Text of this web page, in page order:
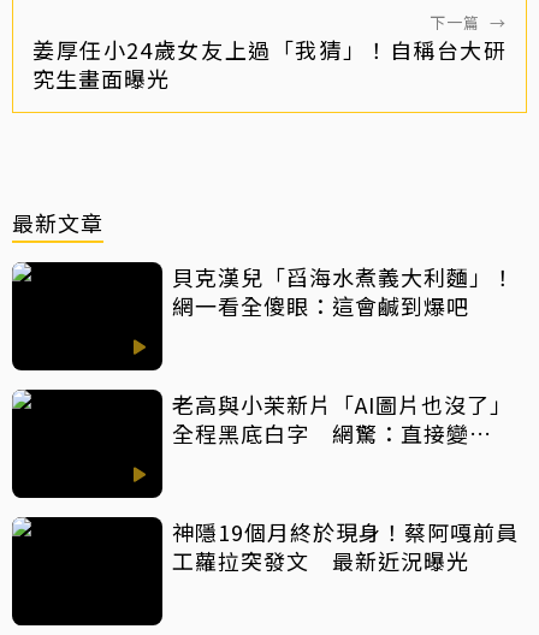
下一篇 →
姜厚任小24歲女友上過「我猜」！自稱台大研
究生畫面曝光
最新文章
貝克漢兒「舀海水煮義大利麵」！
網一看全傻眼：這會鹹到爆吧
老高與小茉新片「AI圖片也沒了」
全程黑底白字 網驚：直接變
神隱19個月終於現身！蔡阿嘎前員
工蘿拉突發文 最新近況曝光